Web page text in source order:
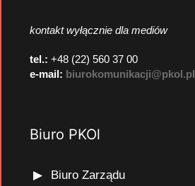
kontakt wyłącznie dla mediów
tel.: +48 (22) 560 37 00
e-mail: biurokomunikacji@pkol.pl
Biuro PKOl
Biuro Zarządu